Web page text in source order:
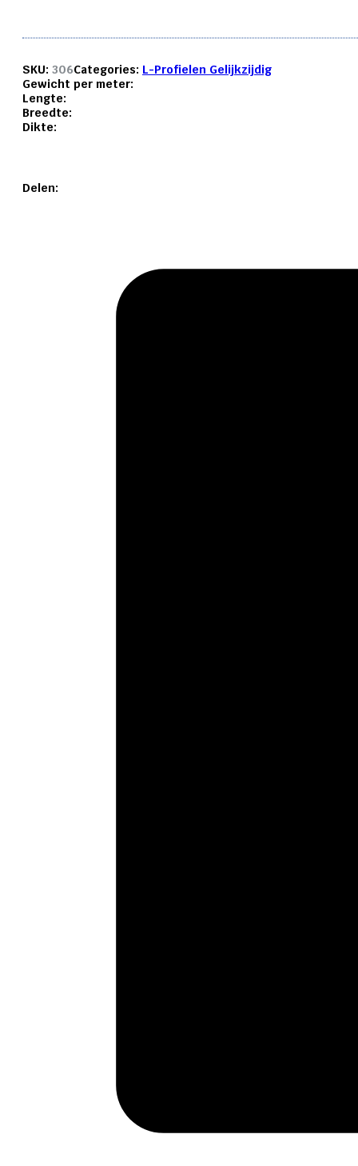
SKU: 306Categories: L-Profielen Gelijkzijdig
Gewicht per meter:
Lengte:
Breedte:
Dikte:
Delen: